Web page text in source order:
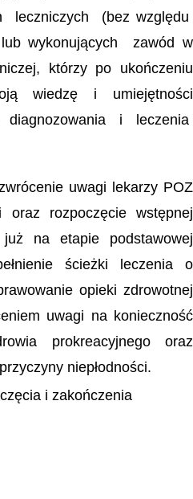
leczniczych (bez względu
wykonujących zawód w
którzy po ukończeniu
wiedzę i umiejętności
i leczenia
uwagi lekarzy POZ
oraz rozpoczęcie wstępnej
na etapie podstawowej
ścieżki leczenia o
opieki zdrowotnej
uwagi na konieczność
prokreacyjnego oraz
niepłodności.
i zakończenia